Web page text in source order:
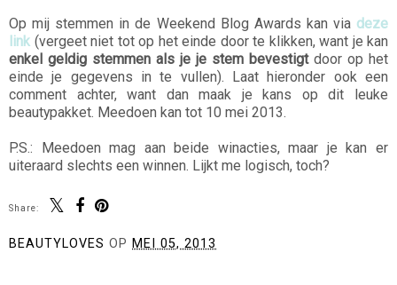
Op mij stemmen in de Weekend Blog Awards kan via deze
link (vergeet niet tot op het einde door te klikken, want je kan
enkel geldig stemmen als je je stem bevestigtdoor op het
einde je gegevens in te vullen). Laat hieronder ook een
comment achter, want dan maak je kans op dit leuke
beautypakket. Meedoen kan tot 10 mei 2013.
P.S.: Meedoen mag aan beide winacties, maar je kan er
uiteraard slechts een winnen. Lijkt me logisch, toch?
Share:
BEAUTYLOVES OP MEI 05, 2013